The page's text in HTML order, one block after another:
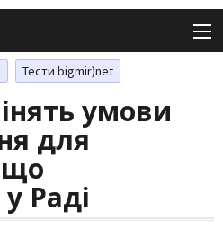
Тести bigmir)net
умови
для
що
Раді